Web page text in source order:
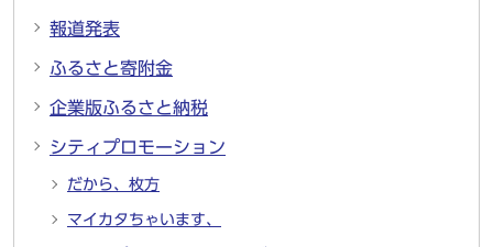
報道発表
ふるさと寄附金
企業版ふるさと納税
シティプロモーション
だから、枚方
マイカタちゃいます、